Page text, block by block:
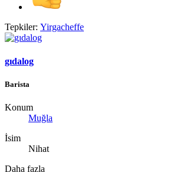
Tepkiler: Yirgacheffe
gıdalog
Barista
Konum
Muğla
İsim
Nihat
Daha fazla